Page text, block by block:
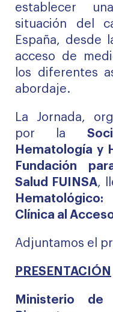
establecer
situación del
España, desde
acceso de
los diferentes
abordaje.
La Jornada,
por la
Hematología y
Fundación
Salud FUINSA,
Clínica al
Adjuntamos el
PRESENTACIÓN
Ministerio de